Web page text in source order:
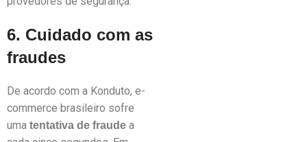
6. Cuidado com as
fraudes
De acordo com a Konduto, e-
commerce brasileiro sofre
uma tentativa de fraude a